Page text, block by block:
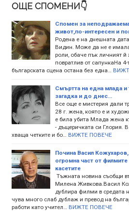
ОЩЕ СПОМЕНИ👇
Спомен за
живот,по-интересен и
Родена е на днешната
Видин. Може да не е
роли, обаче пък личният й
повратлив от сапункаНа
българската сцена остана без една…
Смъртта на една млада и
загадка и до днес...
Все още е мистерия дали
28 г. жена, която е и
е била убита Млада жена
- дъщеричката си Глория.
хваща четките и бо…
ВИЖТЕ ПОВЕЧЕ
Почина Васил Кожухаров,
огромна част от филмите
касетите
Тъжната новина съобщи
Милена Живкова.Васил
дублира филми в средата
чува много слаб дублаж и превод на
работи като учител…
ВИЖТЕ ПОВЕЧЕ